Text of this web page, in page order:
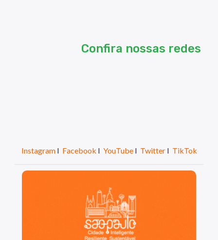
Confira nossas redes
InstagramI Facebook I YouTubeI TwitterI TikTok
São Paulo, cidade inteligente, resiliente e sustentável